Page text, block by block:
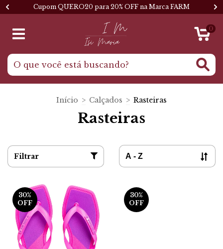
Cupom QUERO20 para 20% OFF na Marca FARM
0
Início > Calçados > Rasteiras
Rasteiras
Filtrar
30%
OFF
30%
OFF